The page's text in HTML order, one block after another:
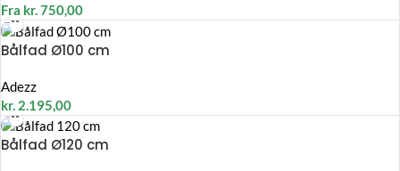
Fra kr.750,00
Bålfad Ø100 cm
Adezz
kr. 2.195,00
Bålfad Ø120 cm